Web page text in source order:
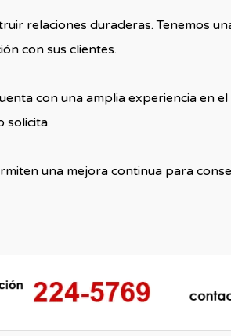
relaciones duraderas. Tenemos
con sus clientes.
con una amplia experiencia en
solicita.
una mejora continua para